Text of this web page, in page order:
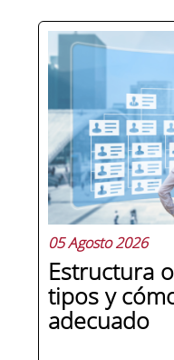
Pocas figuras
en la
en la última
compliance
reforma del
jurídicas, las
05 Agosto 2026
Estructura
tipos y
adecuado